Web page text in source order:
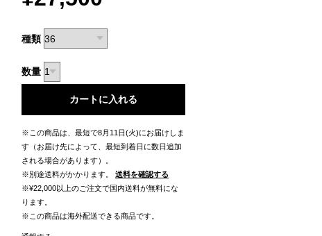
種類
数量
カートに入れる
※この商品は、最短で8月11日(火)にお届けしま
す（お届け先によって、最短到着日に数日追加
される場合があります）。
※別途送料がかかります。
送料を確認する
※¥22,000以上のご注文で国内送料が無料にな
ります。
※この商品は海外配送できる商品です。